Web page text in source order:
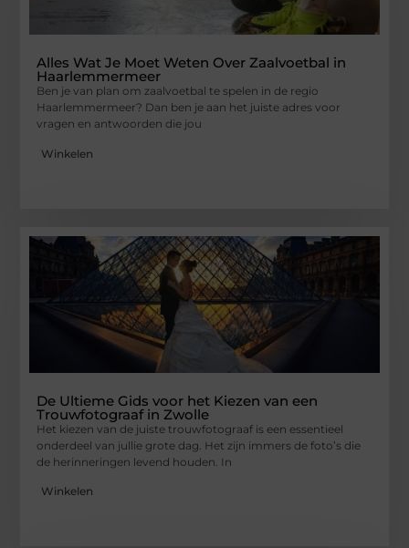
Alles Wat Je Moet Weten Over Zaalvoetbal in
Haarlemmermeer
Ben je van plan om zaalvoetbal te spelen in de regio
Haarlemmermeer? Dan ben je aan het juiste adres voor
vragen en antwoorden die jou
Winkelen
De Ultieme Gids voor het Kiezen van een
Trouwfotograaf in Zwolle
Het kiezen van de juiste trouwfotograaf is een essentieel
onderdeel van jullie grote dag. Het zijn immers de foto’s die
de herinneringen levend houden. In
Winkelen